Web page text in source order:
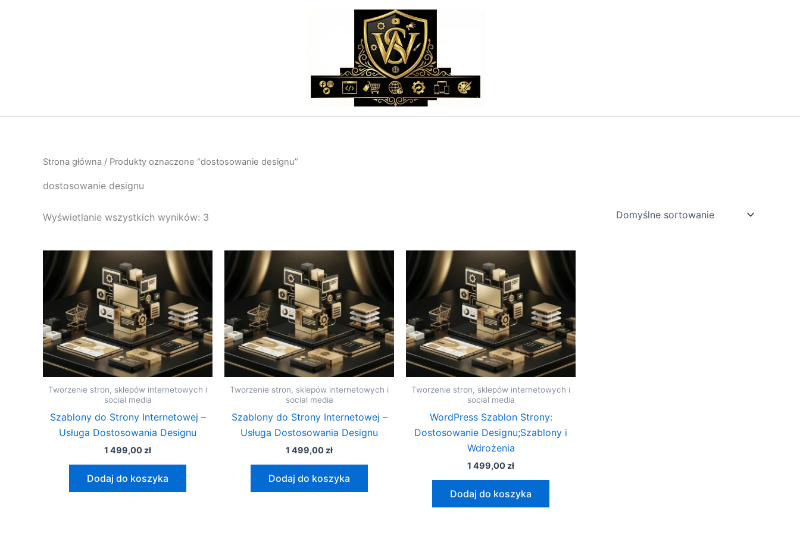
Strona główna / Produkty oznaczone “dostosowanie designu”
dostosowanie designu
Wyświetlanie wszystkich wyników: 3
Tworzenie stron, sklepów internetowych i
social media
Szablony do Strony Internetowej –
Usługa Dostosowania Designu
1 499,00 zł
Dodaj do koszyka
Tworzenie stron, sklepów internetowych i
social media
Szablony do Strony Internetowej –
Usługa Dostosowania Designu
1 499,00 zł
Dodaj do koszyka
Tworzenie stron, sklepów internetowych i
social media
WordPress Szablon Strony:
Dostosowanie Designu;Szablony i
Wdrożenia
1 499,00 zł
Dodaj do koszyka